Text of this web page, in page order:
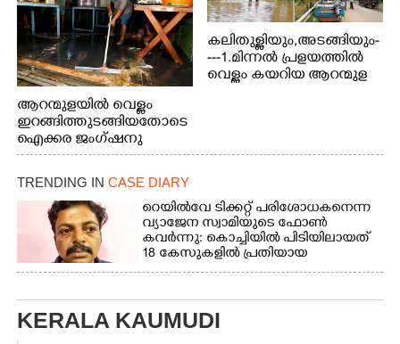
ആറന്മുളയിൽ വെള്ളം
ഇറങ്ങിത്തുടങ്ങിയതോടെ
ഐക്കര ജംഗ്ഷനു
സമീപം ആറന്മുള
കിടങ്ങന്നൂർ റോഡിന്
സമീപം പ്രവർത്തിക്കു
ആറന്മുള തട്ടുകട കഴുകി
വൃത്തിയാക്കുന്നു.
കലിതുള്ളിയും,അടങ്ങിയും-
---1.മിന്നൽ പ്രളയത്തിൽ
വെള്ളം കയറിയ ആറന്മുള
ഇറങ്ങിപ്പോൾ
ത്തിന് ഓച്ചിറ അഴിക്കലിൽ
നിന്ന്എത്തിച്ച ബോട്ടും.
TRENDING IN CASE DIARY
റെയിൽവേ ടിക്കറ്റ് പരിശോധകനെന്ന
വ്യാജേന സ്വാമിയുടെ ഫോൺ
കവർന്നു: കൊച്ചിയിൽ പിടിയിലായത്
18 കേസുകളിൽ പ്രതിയായ
തട്ടിപ്പുവീരൻ
KERALA KAUMUDI